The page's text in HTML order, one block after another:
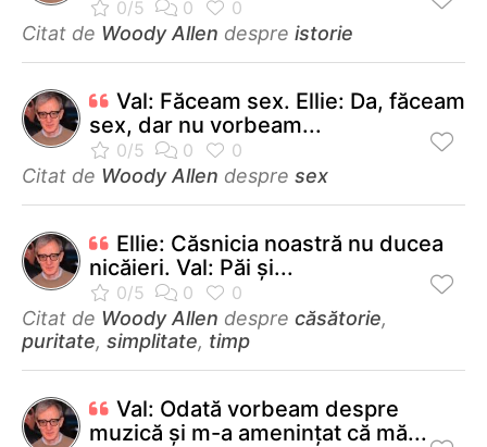
Citat de Woody Allen despre istorie
Val: Făceam sex. Ellie: Da, făceam
sex, dar nu vorbeam...
Citat de Woody Allen despre sex
Ellie: Căsnicia noastră nu ducea
nicăieri. Val: Păi şi...
Citat de Woody Allen despre căsătorie,
puritate, simplitate, timp
Val: Odată vorbeam despre
muzică şi m-a ameninţat că mă...